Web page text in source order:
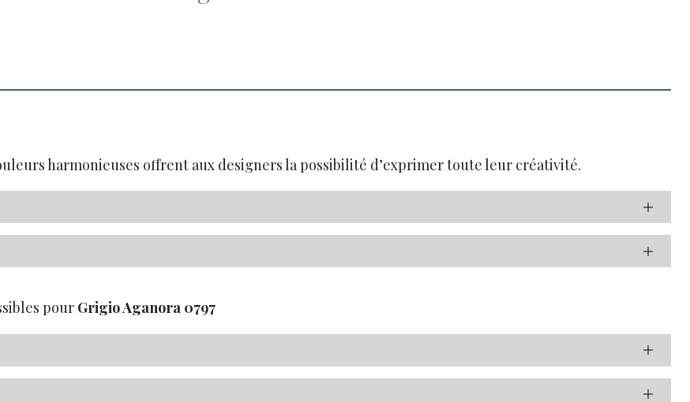
harmonieuses offrent aux designers la possibilité d’exprimer toute leur créativité.
pour Grigio Aganora 0797